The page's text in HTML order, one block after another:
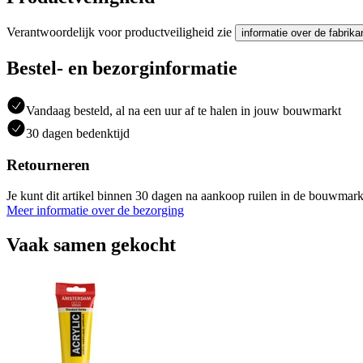
Verantwoordelijk voor productveiligheid zie informatie over de
Bestel- en bezorginformatie
Vandaag besteld, al na een uur af te halen in jouw bouwmarkt
30 dagen bedenktijd
Retourneren
Je kunt dit artikel binnen 30 dagen na aankoop ruilen in de
Meer informatie over de bezorging
Vaak samen gekocht